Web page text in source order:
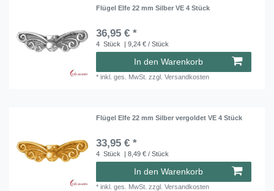
Flügel Elfe 22 mm Silber VE 4 Stück
36,95 € *
4 Stück | 9,24 € / Stück
In den Warenkorb
*inkl. ges. MwSt. zzgl.Versandkosten
Flügel Elfe 22 mm Silber vergoldet VE 4 Stück
33,95 € *
4 Stück | 8,49 € / Stück
In den Warenkorb
*inkl. ges. MwSt. zzgl.Versandkosten